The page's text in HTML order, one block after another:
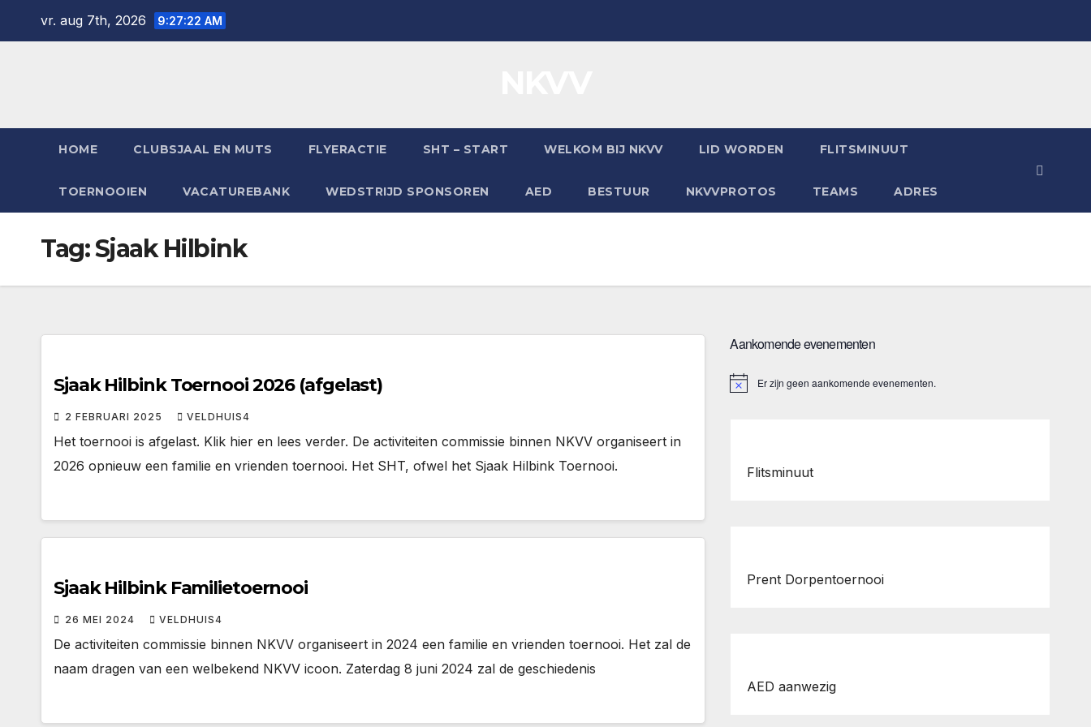
vr. aug 7th, 2026 9:27:23 AM
HOME CLUBSJAAL EN MUTS FLYERACTIE SHT – START WELKOM BIJ NKVV LID WORDEN FLITSMINUUT
TOERNOOIEN VACATUREBANK WEDSTRIJD SPONSOREN AED BESTUUR NKVVPROTOS TEAMS ADRES
Tag:Sjaak Hilbink
Sjaak Hilbink Toernooi 2026 (afgelast)
2 FEBRUARI 2025 VELDHUIS4
Het toernooi is afgelast. Klik hier en lees verder. De activiteiten commissie binnen NKVV organiseert in
2026 opnieuw een familie en vrienden toernooi. Het SHT, ofwel het Sjaak Hilbink Toernooi.
Sjaak Hilbink Familietoernooi
26 MEI 2024 VELDHUIS4
De activiteiten commissie binnen NKVV organiseert in 2024 een familie en vrienden toernooi. Het zal de
naam dragen van een welbekend NKVV icoon. Zaterdag 8 juni 2024 zal de geschiedenis
Aankomende evenementen
B
Er zijn geen aankomende evenementen.
Flitsminuut
Prent Dorpentoernooi
AED aanwezig